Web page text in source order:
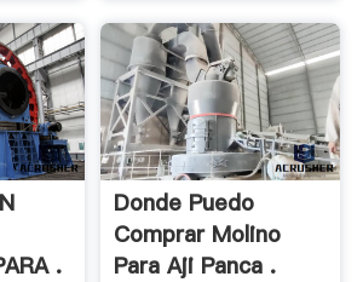
.
Donde Puedo
Comprar Molino
Para Aji Panca .